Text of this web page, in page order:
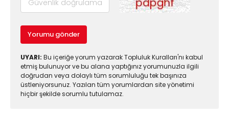
Yorumu gönder
UYARI: Bu içeriğe yorum yazarak Topluluk Kuralları'nı kabul
etmiş bulunuyor ve bu alana yaptığınız yorumunuzla ilgili
doğrudan veya dolaylı tüm sorumluluğu tek başınıza
üstleniyorsunuz. Yazılan tüm yorumlardan site yönetimi
hiçbir şekilde sorumlu tutulamaz.